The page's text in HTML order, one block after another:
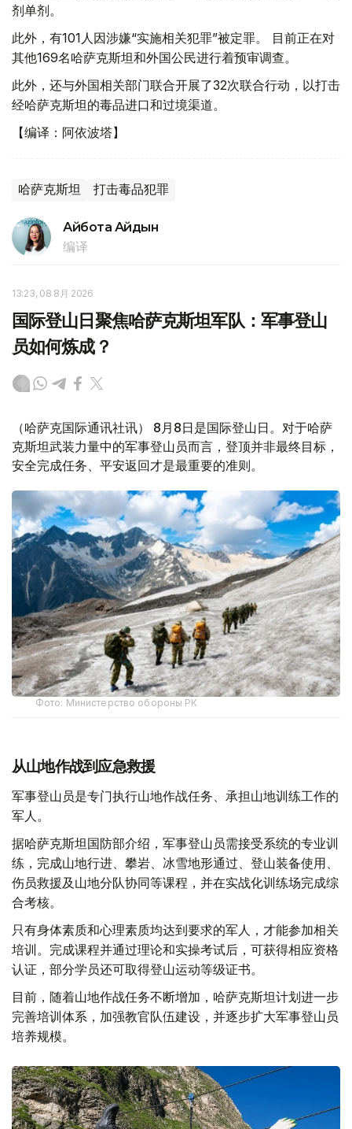
剂单剂。
此外，有101人因涉嫌“实施相关犯罪”被定罪。 目前正在对
其他169名哈萨克斯坦和外国公民进行着预审调查。
此外，还与外国相关部门联合开展了32次联合行动，以打击
经哈萨克斯坦的毒品进口和过境渠道。
【编译：阿依波塔】
哈萨克斯坦 打击毒品犯罪
Айбота Айдын
编译
13:23, 08 8月 2026
国际登山日聚焦哈萨克斯坦军队：军事登山
员如何炼成？
（哈萨克国际通讯社讯） 8月8日是国际登山日。对于哈萨
克斯坦武装力量中的军事登山员而言，登顶并非最终目标，
安全完成任务、平安返回才是最重要的准则。
Фото: Министерство обороны РК
从山地作战到应急救援
军事登山员是专门执行山地作战任务、承担山地训练工作的
军人。
据哈萨克斯坦国防部介绍，军事登山员需接受系统的专业训
练，完成山地行进、攀岩、冰雪地形通过、登山装备使用、
伤员救援及山地分队协同等课程，并在实战化训练场完成综
合考核。
只有身体素质和心理素质均达到要求的军人，才能参加相关
培训。完成课程并通过理论和实操考试后，可获得相应资格
认证，部分学员还可取得登山运动等级证书。
目前，随着山地作战任务不断增加，哈萨克斯坦计划进一步
完善培训体系，加强教官队伍建设，并逐步扩大军事登山员
培养规模。